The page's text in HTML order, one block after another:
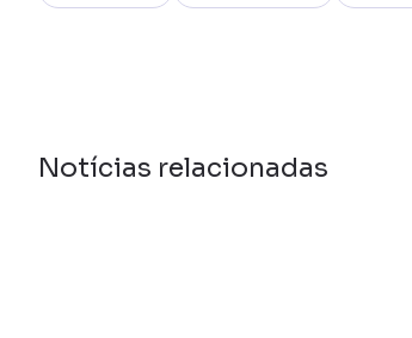
Notícias relacionadas